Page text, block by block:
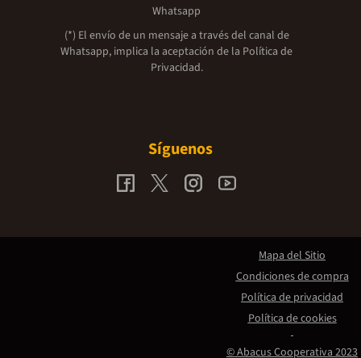
Whatsapp
(*) El envío de un mensaje a través del canal de
Whatsapp, implica la aceptación de la Política de
Privacidad.
Síguenos
© Abacus Cooperativa 2023
Mapa del Sitio
Condiciones de compra
Política de privacidad
Política de cookies